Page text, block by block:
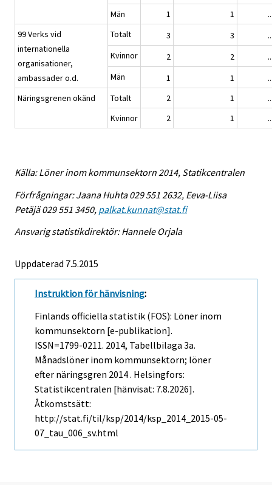
Män 1 1
..
99 Verks vid
internationella
organisationer,
ambassader o.d.
Totalt 3 3
..
Kvinnor
2 2
..
Män
1 1
..
Näringsgrenen okänd
Totalt 2 1
..
Kvinnor
2 1 ..
Källa: Löner inom kommunsektorn 2014, Statikcentralen
Förfrågningar: Jaana Huhta 029 551 2632, Eeva-Liisa
Petäjä 029 551 3450, palkat.kunnat@stat.fi
Ansvarig statistikdirektör: Hannele Orjala
Uppdaterad 7.5.2015
Instruktion för hänvisning:
Finlands officiella statistik (FOS): Löner inom
kommunsektorn [e-publikation].
ISSN=1799-0211. 2014, Tabellbilaga 3a.
Månadslöner inom kommunsektorn; löner
efter näringsgren 2014 . Helsingfors:
Statistikcentralen [hänvisat: 7.8.2026].
Åtkomstsätt:
http://stat.fi/til/ksp/2014/ksp_2014_2015-05-
07_tau_006_sv.html